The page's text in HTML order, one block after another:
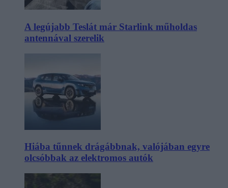
A legújabb Teslát már Starlink műholdas
antennával szerelik
Hiába tűnnek drágábbnak, valójában egyre
olcsóbbak az elektromos autók